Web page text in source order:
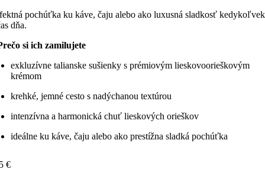
pochúťka ku káve, čaju alebo ako luxusná sladkosť kedykoľvek
dňa.
si ich zamilujete
exkluzívne talianske sušienky s prémiovým lieskovoorieškovým
krémom
krehké, jemné cesto s nadýchanou textúrou
intenzívna a harmonická chuť lieskových orieškov
ideálne ku káve, čaju alebo ako prestížna sladká pochúťka
€